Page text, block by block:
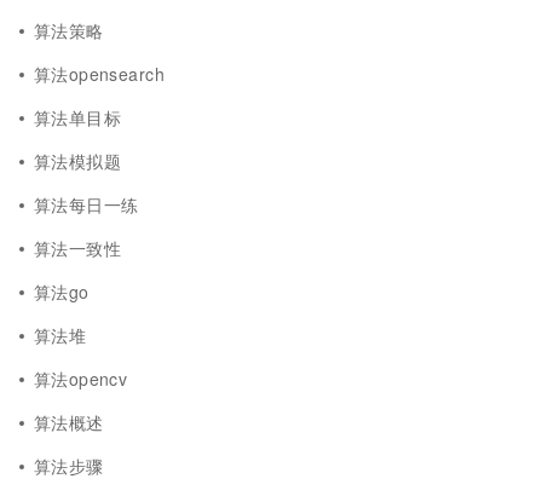
算法策略
算法opensearch
算法单目标
算法模拟题
算法每日一练
算法一致性
算法go
算法堆
算法opencv
算法概述
算法步骤